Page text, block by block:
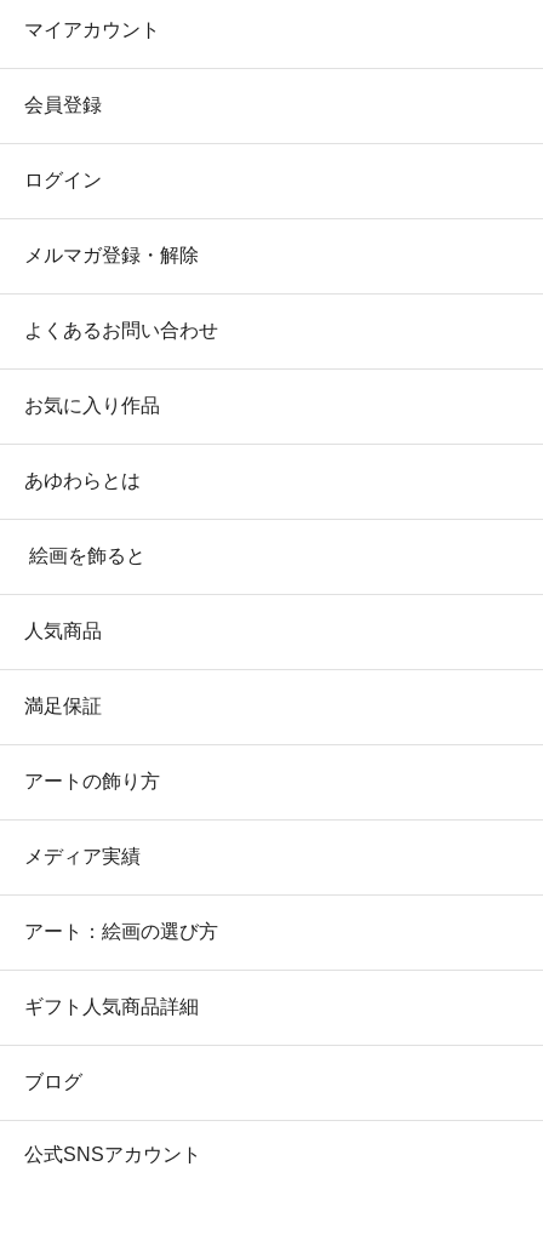
マイアカウント
会員登録
ログイン
メルマガ登録・解除
よくあるお問い合わせ
お気に入り作品
あゆわらとは
絵画を飾ると
人気商品
満足保証
アートの飾り方
メディア実績
アート：絵画の選び方
ギフト人気商品詳細
ブログ
公式SNSアカウント